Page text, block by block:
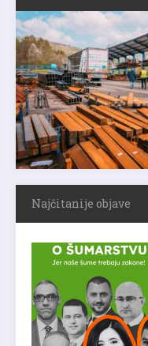
Najčitanije objave